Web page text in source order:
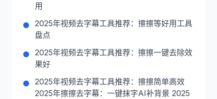
用
2025年视频去字幕工具推荐：擦擦等好用工具
盘点
2025年视频去字幕工具推荐：擦擦一键去除效
果好
2025年视频去字幕工具推荐：擦擦简单高效
2025年擦擦去字幕：一键抹字AI补背景 2025